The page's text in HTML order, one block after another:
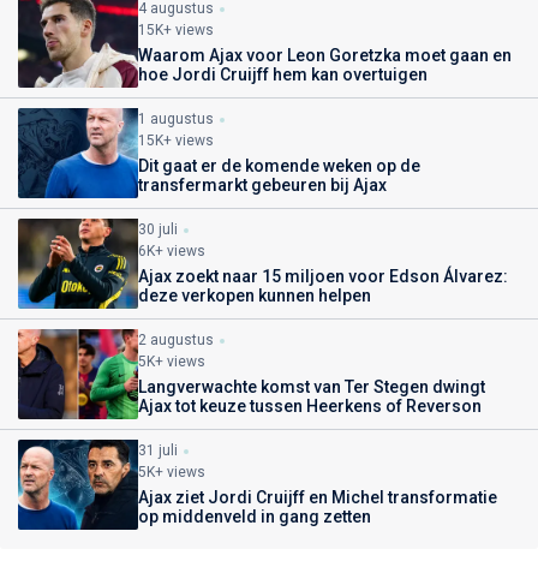
4 augustus
15K+ views
Waarom Ajax voor Leon Goretzka moet gaan en
hoe Jordi Cruijff hem kan overtuigen
1 augustus
15K+ views
Dit gaat er de komende weken op de
transfermarkt gebeuren bij Ajax
30 juli
6K+ views
Ajax zoekt naar 15 miljoen voor Edson Álvarez:
deze verkopen kunnen helpen
2 augustus
5K+ views
Langverwachte komst van Ter Stegen dwingt
Ajax tot keuze tussen Heerkens of Reverson
31 juli
5K+ views
Ajax ziet Jordi Cruijff en Michel transformatie
op middenveld in gang zetten